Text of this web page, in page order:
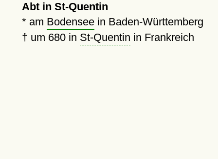
Abt in St-Quentin
* am Bodenseein Baden-Württemberg
† um 680 in St-Quentin in Frankreich